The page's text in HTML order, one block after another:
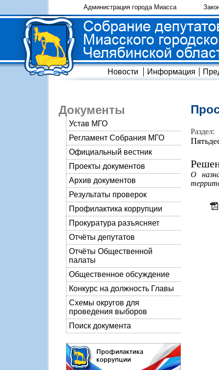
Администрация города Миасса
Новости Информация
Документы
Устав МГО
Регламент Собрания МГО
Официальный вестник
Проекты документов
Архив документов
Результаты проверок
Профилактика коррупции
Прокуратура разъясняет
Отчёты депутатов
Отчёты Общественной
палаты
Общественное обсуждение
Конкурс на должность Главы
Схемы округов для
проведения выборов
Поиск документа
Раздел:
О